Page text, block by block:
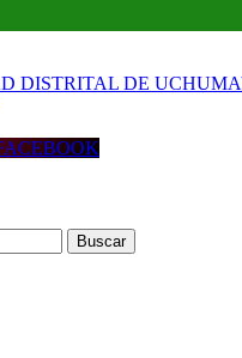
DE UCHUMAYO
Historia